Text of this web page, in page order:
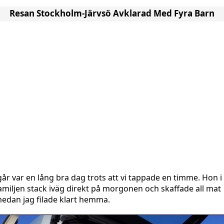
Resan Stockholm-Järvsö Avklarad Med Fyra Barn
var en lång bra dag trots att vi tappade en timme. Hon i
stack iväg direkt på morgonen och skaffade all mat
jag filade klart hemma.